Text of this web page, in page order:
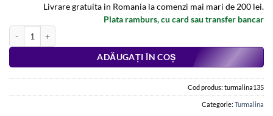
Livrare gratuita in Romania la comenzi mai mari de 200 lei.
Plata ramburs, cu card sau transfer bancar
ADĂUGAȚI ÎN COȘ
Alternative:
Cod produs: turmalina135
Categorie: Turmalina